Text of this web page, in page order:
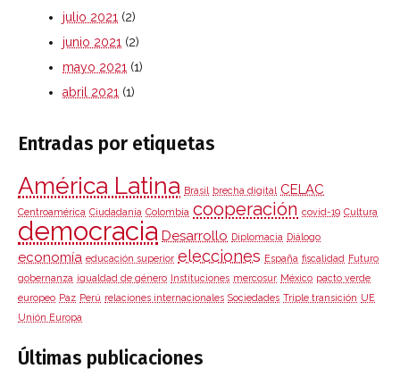
julio 2021 (2)
junio 2021 (2)
mayo 2021 (1)
abril 2021 (1)
Entradas por etiquetas
América Latina Brasil brecha digital CELAC
Centroamérica Ciudadanía Colombia cooperación covid-19 Cultura
democracia Desarrollo Diplomacia Diálogo
economía educación superior elecciones España fiscalidad Futuro
gobernanza igualdad de género Instituciones mercosur México pacto verde
europeo Paz Perú relaciones internacionales Sociedades Triple transición UE
Unión Europa
Últimas publicaciones